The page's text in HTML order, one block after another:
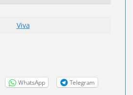
Viva
WhatsApp Telegram